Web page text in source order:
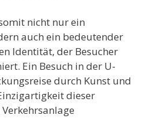
nicht nur ein
auch ein bedeutender
Identität, der Besucher
Ein Besuch in der U-
durch Kunst und
dieser